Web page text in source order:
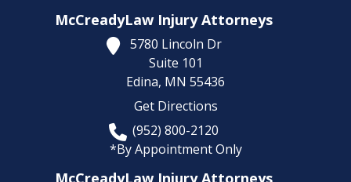
McCreadyLaw Injury Attorneys
5780 Lincoln Dr
Suite 101
Edina, MN 55436
Get Directions
(952) 800-2120
*By Appointment Only
McCreadyLaw Injury Attorneys